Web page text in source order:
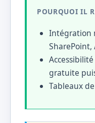
POURQUOI IL
Intégration
SharePoint,
gratuite
Tableaux